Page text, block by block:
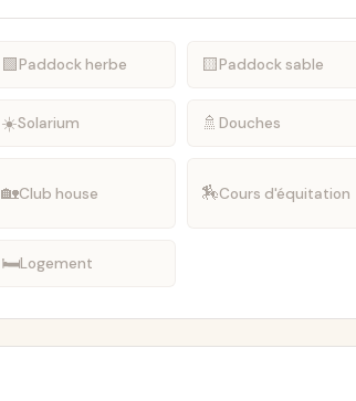
🟩Paddock herbe 🟨Paddock sable
☀️Solarium 🚿 Douches
🏡Club house 🏇Cours d'équitation
🛏Logement